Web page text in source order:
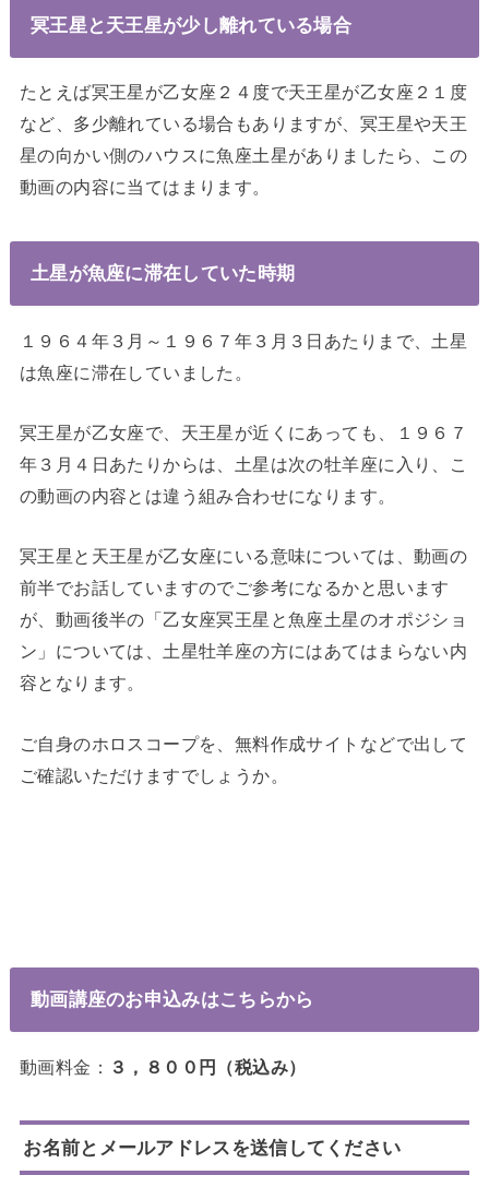
冥王星と天王星が少し離れている場合
たとえば冥王星が乙女座２４度で天王星が乙女座２１度
など、多少離れている場合もありますが、冥王星や天王
星の向かい側のハウスに魚座土星がありましたら、この
動画の内容に当てはまります。
土星が魚座に滞在していた時期
１９６４年３月～１９６７年３月３日あたりまで、土星
は魚座に滞在していました。
冥王星が乙女座で、天王星が近くにあっても、１９６７
年３月４日あたりからは、土星は次の牡羊座に入り、こ
の動画の内容とは違う組み合わせになります。
冥王星と天王星が乙女座にいる意味については、動画の
前半でお話していますのでご参考になるかと思います
が、動画後半の「乙女座冥王星と魚座土星のオポジショ
ン」については、土星牡羊座の方にはあてはまらない内
容となります。
ご自身のホロスコープを、無料作成サイトなどで出して
ご確認いただけますでしょうか。
動画講座のお申込みはこちらから
動画料金： ３，８００円（税込み）
お名前とメールアドレスを送信してください